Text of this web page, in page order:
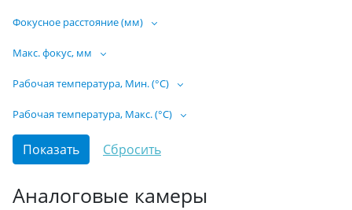
Фокусное расстояние (мм)
Макс. фокус, мм
Рабочая температура, Мин. (°C)
Рабочая температура, Макс. (°C)
Аналоговые камеры